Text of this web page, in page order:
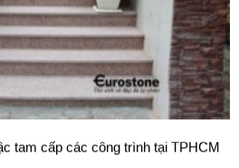
cao cấp và sang trọng cho gia đình
yêu của bạn.